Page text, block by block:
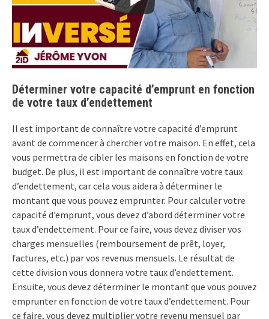
Déterminer votre capacité d’emprunt en fonction
de votre taux d’endettement
Il est important de connaître votre capacité d’emprunt
avant de commencer à chercher votre maison. En effet, cela
vous permettra de cibler les maisons en fonction de votre
budget. De plus, il est important de connaître votre taux
d’endettement, car cela vous aidera à déterminer le
montant que vous pouvez emprunter. Pour calculer votre
capacité d’emprunt, vous devez d’abord déterminer votre
taux d’endettement. Pour ce faire, vous devez diviser vos
charges mensuelles (remboursement de prêt, loyer,
factures, etc.) par vos revenus mensuels. Le résultat de
cette division vous donnera votre taux d’endettement.
Ensuite, vous devez déterminer le montant que vous pouvez
emprunter en fonction de votre taux d’endettement. Pour
ce faire, vous devez multiplier votre revenu mensuel par